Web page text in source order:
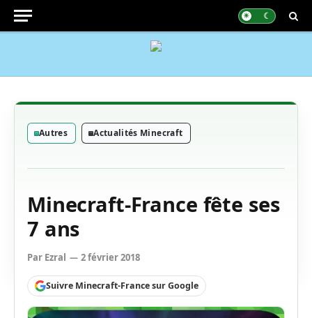
Autres Actualités Minecraft
Minecraft-France fête ses
7 ans
Par Ezral 2 février 2018
Suivre Minecraft-France sur Google